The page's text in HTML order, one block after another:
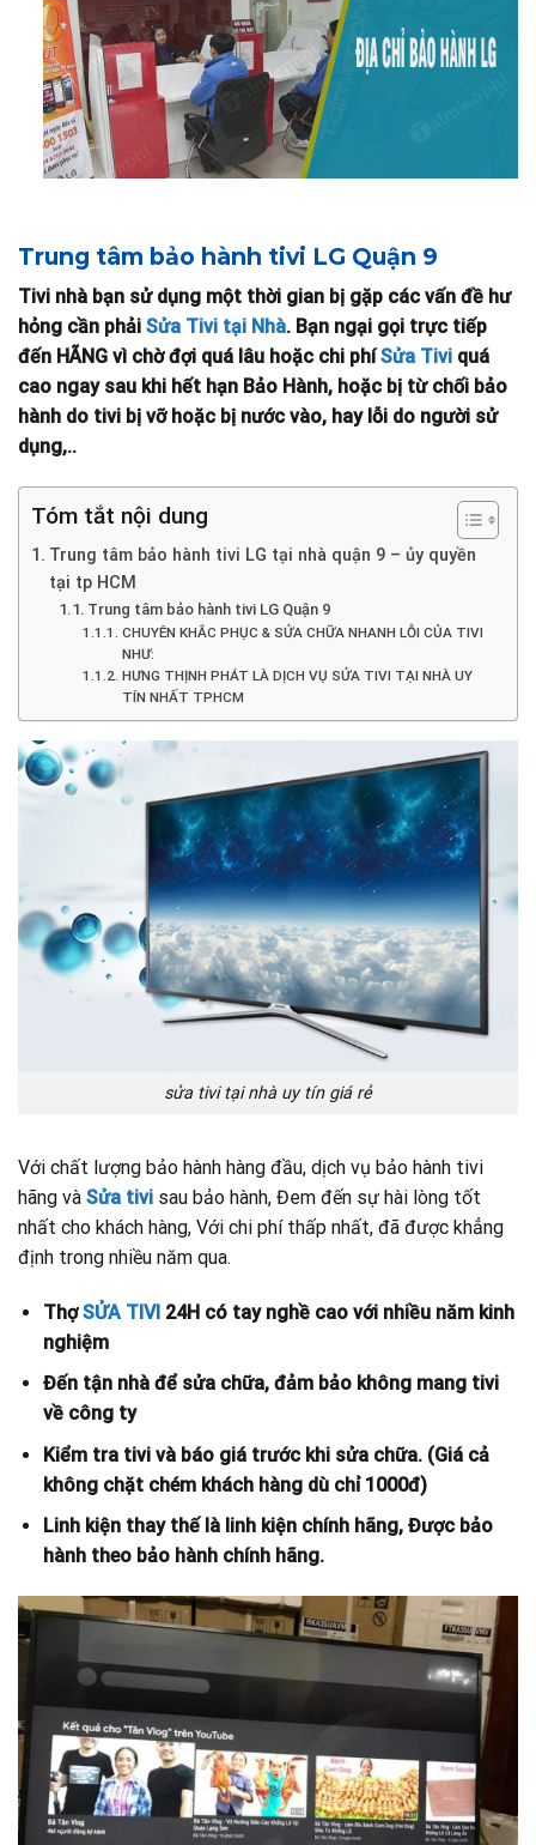
Trung tâm bảo hành tivi LG Quận 9
Tivi nhà bạn sử dụng một thời gian bị gặp các vấn đề hư
hỏng cần phải Sửa Tivi tại Nhà. Bạn ngại gọi trực tiếp
đến HÃNG vì chờ đợi quá lâu hoặc chi phíSửa Tivi quá
cao ngay sau khi hết hạn Bảo Hành, hoặc bị từ chối bảo
hành do tivi bị vỡ hoặc bị nước vào, hay lỗi do người sử
dụng,..
Tóm tắt nội dung
Trung tâm bảo hành tivi LG tại nhà quận 9 – ủy quyền
tại tp HCM
Trung tâm bảo hành tivi LG Quận 9
CHUYÊN KHẮC PHỤC & SỬA CHỮA NHANH LỖI CỦA TIVI
NHƯ:
HƯNG THỊNH PHÁT LÀ DỊCH VỤ SỬA TIVI TẠI NHÀ UY
TÍN NHẤT TPHCM
sửa tivi tại nhà uy tín giá rẻ
Với chất lượng bảo hành hàng đầu, dịch vụ bảo hành tivi
hãng và Sửa tivi sau bảo hành, Đem đến sự hài lòng tốt
nhất cho khách hàng, Với chi phí thấp nhất, đã được khẳng
định trong nhiều năm qua.
ThợSỬA TIVI24H có tay nghề cao với nhiều năm kinh
nghiệm
Đến tận nhà để sửa chữa, đảm bảo không mang tivi
về công ty
Kiểm tra tivi và báo giá trước khi sửa chữa. (Giá cả
không chặt chém khách hàng dù chỉ 1000đ)
Linh kiện thay thế là linh kiện chính hãng, Được bảo
hành theo bảo hành chính hãng.